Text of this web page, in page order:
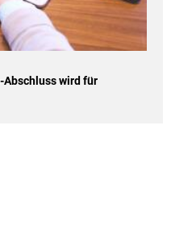
wird für